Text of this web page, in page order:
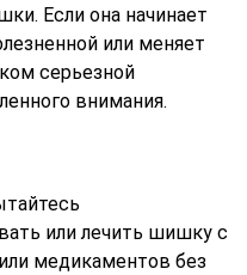
Если она начинает
или меняет
серьезной
внимания.
или лечить шишку с
медикаментов без